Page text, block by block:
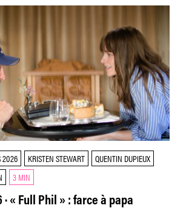
2026 KRISTEN STEWART
QUENTIN DUPIEUX
3 MIN
· « Full Phil » : farce à papa